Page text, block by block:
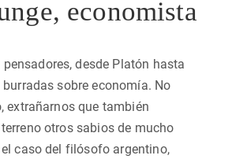
economista
desde Platón hasta
sobre economía. No
extrañarnos que también
otros sabios de mucho
el caso del filósofo argentino,